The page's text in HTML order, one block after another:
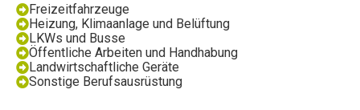
Freizeitfahrzeuge
Heizung, Klimaanlage und Belüftung
LKWs und Busse
Öffentliche Arbeiten und Handhabung
Landwirtschaftliche Geräte
Sonstige Berufsausrüstung